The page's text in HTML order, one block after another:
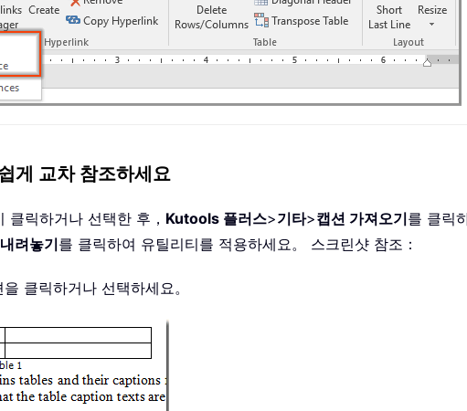
게 교차 참조하세요
릭하거나 선택한 후， Kutools 플러스>기타>캡션 가져오기를 클릭
려놓기를 클릭하여 유틸리티를 적용하세요。 스크린샷 참조：
클릭하거나 선택하세요。